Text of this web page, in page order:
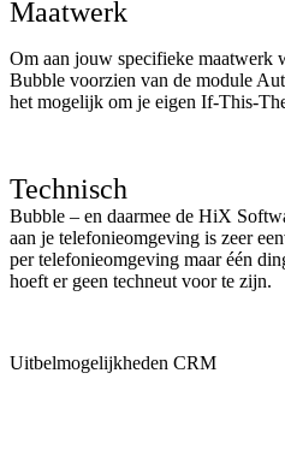
Maatwerk
Om aan jouw specifieke maatwerk
Bubble voorzien van de module
het mogelijk om je eigen If-This-
Technisch
Bubble – en daarmee de HiX
aan je telefonieomgeving is zeer
per telefonieomgeving maar één
hoeft er geen techneut voor te zijn.
Uitbelmogelijkheden CRM